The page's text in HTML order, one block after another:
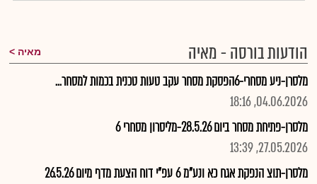
הודעות בורסה - מאיה מאיה
מלסרן-ניע מסחרי-6הפסקת מסחר עקב טעות טכנית בכמות למסחר...
04.06.2026, 18:16
מלסרן-פתיחת מסחר ביום 28.5.26-מליסרון מסחרי 6
27.05.2026, 13:39
מלסרן-תוצ הנפקת אגח כא ונע"מ 6 עפ"י דוח הצעת מדף מיום 26.5.26